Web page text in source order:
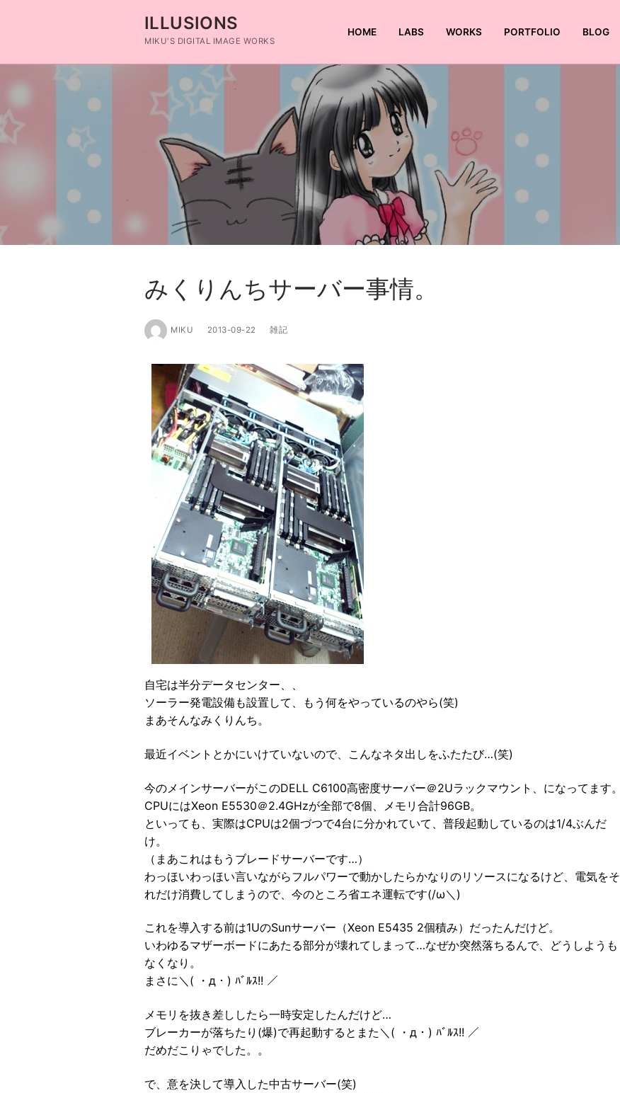
ン
ス
キ
ILLUSIONS
MIKU'S DIGITAL IMAGE WORKS
HOME LABS WORKS PORTFOLIO BLOG
みくりんちサーバー事情。
MIKU 2013-09-22 雑記
自宅は半分データセンター、、
ソーラー発電設備も設置して、もう何をやっているのやら(笑)
まあそんなみくりんち。
最近イベントとかにいけていないので、こんなネタ出しをふたたび…(笑)
今のメインサーバーがこのDELL C6100高密度サーバー＠2Uラックマウント、になってます。
CPUにはXeon E5530＠2.4GHzが全部で8個、メモリ合計96GB。
といっても、実際はCPUは2個づつで4台に分かれていて、普段起動しているのは1/4ぶんだ
け。
（まあこれはもうブレードサーバーです…）
わっほいわっほい言いながらフルパワーで動かしたらかなりのリソースになるけど、電気をそ
れだけ消費してしまうので、今のところ省エネ運転です(/ω＼)
これを導入する前は1UのSunサーバー（Xeon E5435 2個積み）だったんだけど。
いわゆるマザーボードにあたる部分が壊れてしまって…なぜか突然落ちるんで、どうしようも
なくなり。
まさに＼( ・д・) ﾊﾞﾙｽ!! ／
メモリを抜き差ししたら一時安定したんだけど…
ブレーカーが落ちたり(爆)で再起動するとまた＼( ・д・) ﾊﾞﾙｽ!! ／
だめだこりゃでした。。
で、意を決して導入した中古サーバー(笑)